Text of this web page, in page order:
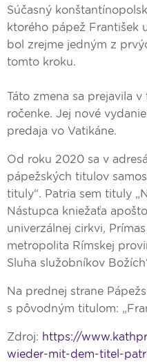
Súčasný
ktorého pápež František
bol zrejme jedným z
tomto kroku.
Táto zmena sa prejavila
ročenke. Jej nové
predaja vo Vatikáne.
Od roku 2020 sa v
pápežských titulov
tituly“. Patria sem tituly
Nástupca kniežaťa
univerzálnej cirkvi,
metropolita Rímskej
Sluha služobníkov
Na prednej strane
s pôvodným titulom:
Zdroj: https://
wieder-mit-dem-titel-